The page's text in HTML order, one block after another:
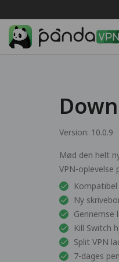
Version: 10.0.9
Mød den helt
VPN-oplevelse
Ny
Kill Switch
Split VPN
7-dages